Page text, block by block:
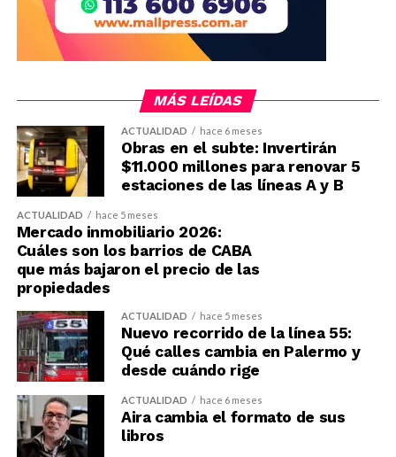
MÁS LEÍDAS
ACTUALIDAD hace 6 meses
Obras en el subte: Invertirán
$11.000 millones para renovar 5
estaciones de las líneas A y B
ACTUALIDAD hace 5 meses
Mercado inmobiliario 2026:
Cuáles son los barrios de CABA
que más bajaron el precio de las
propiedades
ACTUALIDAD hace 5 meses
Nuevo recorrido de la línea 55:
Qué calles cambia en Palermo y
desde cuándo rige
ACTUALIDAD hace 6 meses
Aira cambia el formato de sus
libros